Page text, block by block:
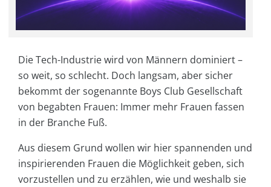
Die Tech-Industrie wird von Männern dominiert –
so weit, so schlecht. Doch langsam, aber sicher
bekommt der sogenannte Boys Club Gesellschaft
von begabten Frauen: Immer mehr Frauen fassen
in der Branche Fuß.
Aus diesem Grund wollen wir hier spannenden und
inspirierenden Frauen die Möglichkeit geben, sich
vorzustellen und zu erzählen, wie und weshalb sie